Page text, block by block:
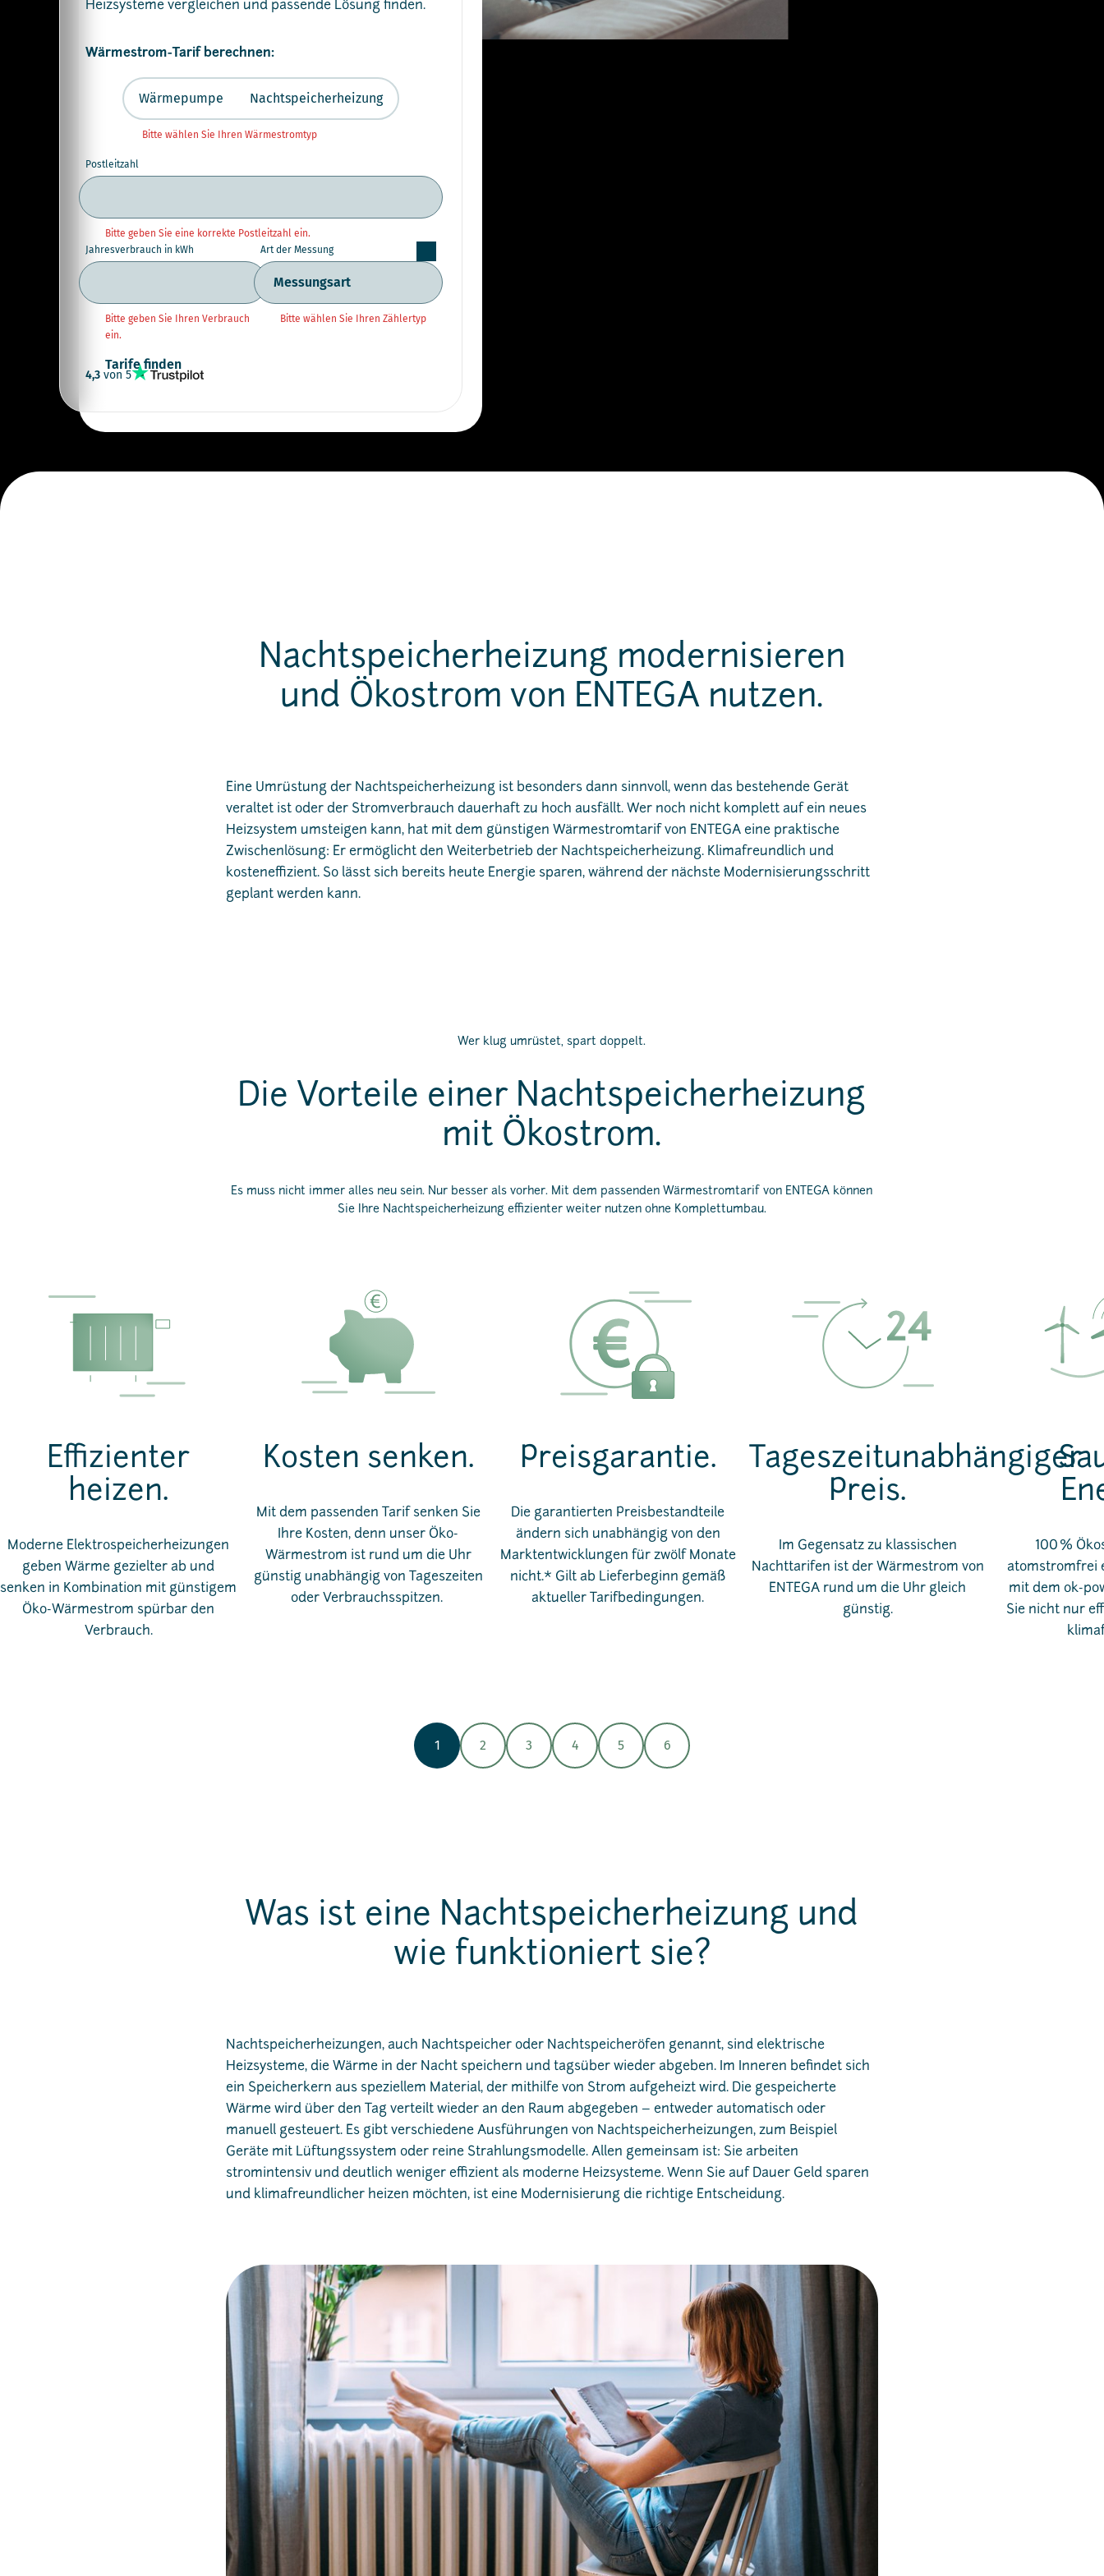
Heizsysteme vergleichen und passende Lösung finden.
Wärmestrom-Tarif berechnen:
Wärmepumpe Nachtspeicher­heizung
Bitte wählen Sie Ihren Wärmestromtyp
Postleitzahl
Bitte geben Sie eine korrekte Postleitzahl ein.
Jahresverbrauch in kWh
Bitte geben Sie Ihren Verbrauch
ein.
Art der Messung
Bitte wählen Sie Ihren Zählertyp
Tarife finden
4,3 von 5
Nachtspeicherheizung modernisieren
und Ökostrom von ENTEGA nutzen.
Eine Umrüstung der Nachtspeicherheizung ist besonders dann sinnvoll, wenn das bestehende Gerät
veraltet ist oder der Stromverbrauch dauerhaft zu hoch ausfällt. Wer noch nicht komplett auf ein neues
Heizsystem umsteigen kann, hat mit dem günstigen Wärmestromtarif von ENTEGA eine praktische
Zwischenlösung: Er ermöglicht den Weiterbetrieb der Nachtspeicherheizung. Klimafreundlich und
kosteneffizient. So lässt sich bereits heute Energie sparen, während der nächste Modernisierungsschritt
geplant werden kann.
Wer klug umrüstet, spart doppelt.
Die Vorteile einer Nachtspeicherheizung
mit Ökostrom.
Es muss nicht immer alles neu sein. Nur besser als vorher. Mit dem passenden Wärmestromtarif von ENTEGA können
Sie Ihre Nachtspeicherheizung effizienter weiter nutzen ohne Komplettumbau.
Effizienter
heizen.
Moderne Elektrospeicherheizungen
geben Wärme gezielter ab und
senken in Kombination mit günstigem
Öko-Wärmestrom spürbar den
Verbrauch.
Kosten senken.
Mit dem passenden Tarif senken Sie
Ihre Kosten, denn unser Öko-
Wärmestrom ist rund um die Uhr
günstig unabhängig von Tageszeiten
oder Verbrauchsspitzen.
Preisgarantie.
Die garantierten Preisbestandteile
ändern sich unabhängig von den
Marktentwicklungen für zwölf Monate
nicht.* Gilt ab Lieferbeginn gemäß
aktueller Tarifbedingungen.
Tageszeitunabhängiger
Preis.
Im Gegensatz zu klassischen
Nachttarifen ist der Wärmestrom von
ENTEGA rund um die Uhr gleich
günstig.
100 %
atomstromfrei
mit dem ok-
Sie nicht nur
1 2 3 4 5 6
Was ist eine Nachtspeicherheizung und
wie funktioniert sie?
Nachtspeicherheizungen, auch Nachtspeicher oder Nachtspeicheröfen genannt, sind elektrische
Heizsysteme, die Wärme in der Nacht speichern und tagsüber wieder abgeben. Im Inneren befindet sich
ein Speicherkern aus speziellem Material, der mithilfe von Strom aufgeheizt wird. Die gespeicherte
Wärme wird über den Tag verteilt wieder an den Raum abgegeben – entweder automatisch oder
manuell gesteuert. Es gibt verschiedene Ausführungen von Nachtspeicherheizungen, zum Beispiel
Geräte mit Lüftungssystem oder reine Strahlungsmodelle. Allen gemeinsam ist: Sie arbeiten
stromintensiv und deutlich weniger effizient als moderne Heizsysteme. Wenn Sie auf Dauer Geld sparen
und klimafreundlicher heizen möchten, ist eine Modernisierung die richtige Entscheidung.